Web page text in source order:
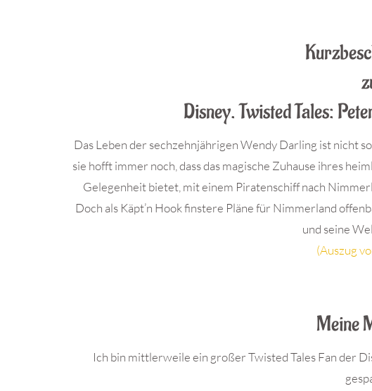
Disney. Twisted Tales:
Das Leben der sechzehnjährigen Wendy Darling ist nicht
sie hofft immer noch, dass das magische Zuhause ihres
Gelegenheit bietet, mit einem Piratenschiff nach
Doch als Käpt’n Hook finstere Pläne für Nimmerland
und seine
(Auszug
Meine
Ich bin mittlerweile ein großer Twisted Tales Fan der